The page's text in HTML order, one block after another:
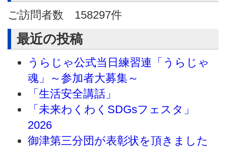
ご訪問者数 158297件
最近の投稿
うらじゃ公式当日練習連「うらじゃ
魂」～参加者大募集～
「生活安全講話」
「未来わくわくSDGsフェスタ」
2026
御津第三分団が表彰状を頂きました